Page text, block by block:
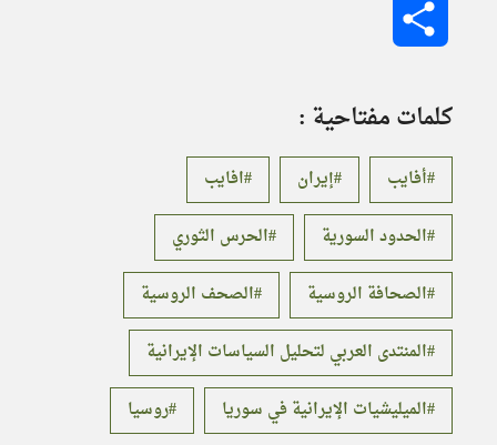
كلمات مفتاحية :
أفايب إيران
افايب
الحدود السورية
الحرس الثوري
الصحافة الروسية
الصحف الروسية
المنتدى العربي لتحليل السياسات الإيرانية
الميليشيات الإيرانية في سوريا
روسيا